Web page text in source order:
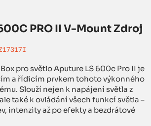
PRO II V-Mount Zdroj
pro světlo Aputure LS 600c Pro II je
a řídicím prvkem tohoto výkonného
Slouží nejen k napájení světla z
také k ovládání všech funkcí světla –
intenzity až po efekty a bezdrátové